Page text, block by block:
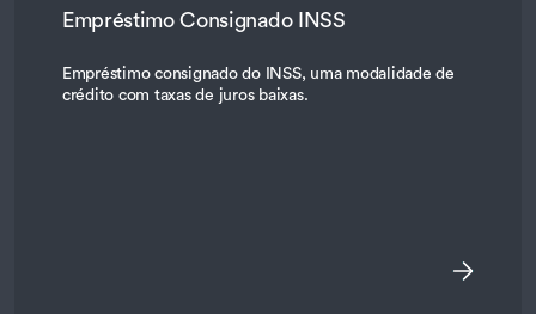
Empréstimo Consignado INSS
Empréstimo consignado do INSS, uma modalidade de
crédito com taxas de juros baixas.